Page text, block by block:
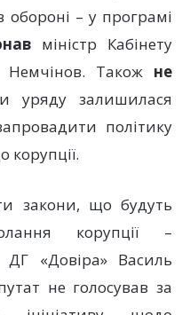
– у програмі
міністр Кабінету
Немчінов. Також не
уряду залишилася
політику
корупції.
закони, що будуть
корупції –
«Довіра» Василь
не голосував за